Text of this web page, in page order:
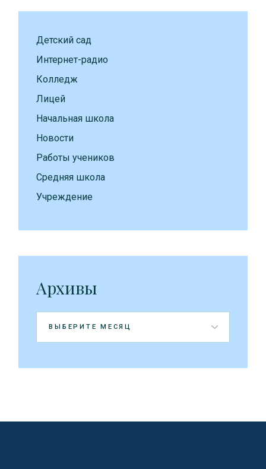
Детский сад
Интернет-радио
Колледж
Лицей
Начальная школа
Новости
Работы учеников
Средняя школа
Учреждение
Архивы
Архивы